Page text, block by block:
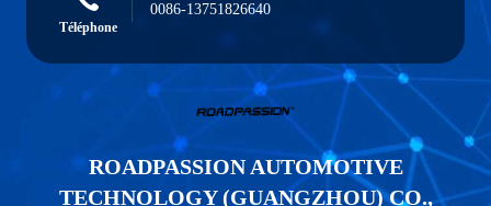
Téléphone
0086-13751826640
ROADPASSION AUTOMOTIVE
TECHNOLOGY (GUANGZHOU) CO.,